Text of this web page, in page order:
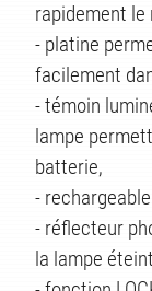
rapidement le
- platine
facilement
- témoin
lampe
batterie,
-
- réflecteur
la lampe